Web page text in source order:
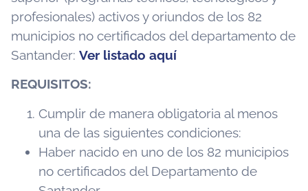
profesionales) activos y oriundos de los 82
municipios no certificados del departamento de
Santander: Ver listado aquí
REQUISITOS:
Cumplir de manera obligatoria al menos
una de las siguientes condiciones:
Haber nacido en uno de los 82 municipios
no certificados del Departamento de